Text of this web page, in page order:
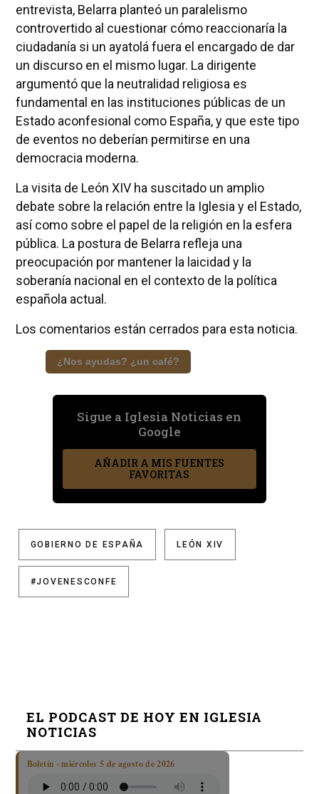
entrevista, Belarra planteó un paralelismo
controvertido al cuestionar cómo reaccionaría la
ciudadanía si un ayatolá fuera el encargado de dar
un discurso en el mismo lugar. La dirigente
argumentó que la neutralidad religiosa es
fundamental en las instituciones públicas de un
Estado aconfesional como España, y que este tipo
de eventos no deberían permitirse en una
democracia moderna.
La visita de León XIV ha suscitado un amplio
debate sobre la relación entre la Iglesia y el Estado,
así como sobre el papel de la religión en la esfera
pública. La postura de Belarra refleja una
preocupación por mantener la laicidad y la
soberanía nacional en el contexto de la política
española actual.
Los comentarios están cerrados para esta noticia.
¿Nos ayudas? ¿un café?
Sigue a Iglesia Noticias en
Google
AÑADIR A MIS FUENTES
FAVORITAS
GOBIERNO DE ESPAÑA LEÓN XIV
#JOVENESCONFE
EL PODCAST DE HOY EN IGLESIA
NOTICIAS
Boletín · miércoles 5 de agosto de 2026